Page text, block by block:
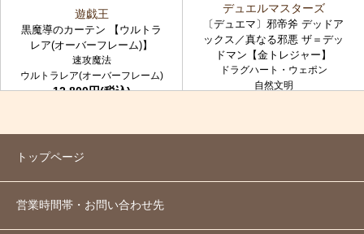
遊戯王
黒魔導のカーテン 【ウルトラ
レア(オーバーフレーム)】
速攻魔法
ウルトラレア(オーバーフレーム)
12,800円(税込)
デュエルマスターズ
〔デュエマ〕邪帝斧 デッドア
ックス／真なる邪悪 ザ＝デッ
ドマン【金トレジャー】
ドラグハート・ウェポン
自然文明
トップページ
営業時間帯・お問い合わせ先